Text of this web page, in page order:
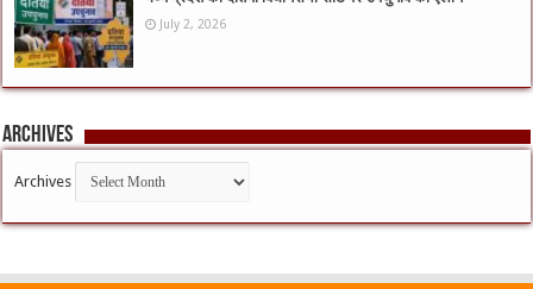
July 2, 2026
Archives
Archives